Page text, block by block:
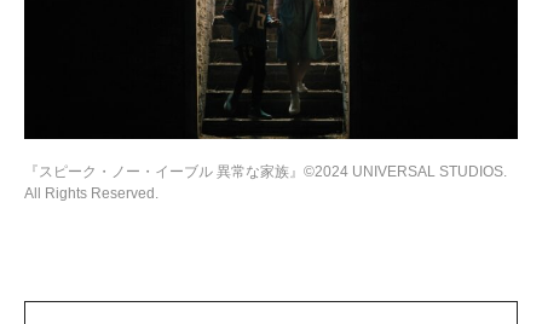
『スピーク・ノー・イーブル 異常な家族』©2024 UNIVERSAL STUDIOS.
All Rights Reserved.